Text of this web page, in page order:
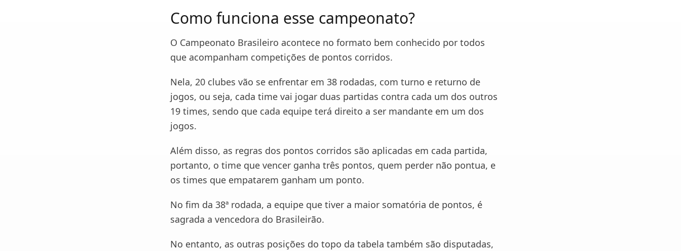
Como funciona esse campeonato?
O Campeonato Brasileiro acontece no formato bem conhecido por todos
que acompanham competições de pontos corridos.
Nela, 20 clubes vão se enfrentar em 38 rodadas, com turno e returno de
jogos, ou seja, cada time vai jogar duas partidas contra cada um dos outros
19 times, sendo que cada equipe terá direito a ser mandante em um dos
jogos.
Além disso, as regras dos pontos corridos são aplicadas em cada partida,
portanto, o time que vencer ganha três pontos, quem perder não pontua, e
os times que empatarem ganham um ponto.
No fim da 38ª rodada, a equipe que tiver a maior somatória de pontos, é
sagrada a vencedora do Brasileirão.
No entanto, as outras posições do topo da tabela também são disputadas,